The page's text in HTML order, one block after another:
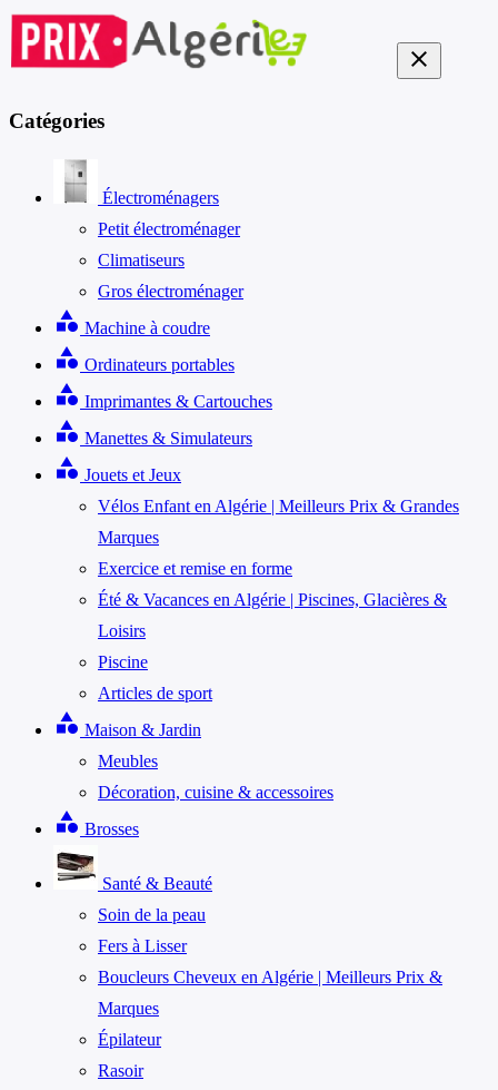
close
Catégories
Électroménagers
Petit électroménager
Climatiseurs
Gros électroménager
category Machine à coudre
category Ordinateurs portables
category Imprimantes & Cartouches
category Manettes & Simulateurs
category Jouets et Jeux
Vélos Enfant en Algérie | Meilleurs Prix & Grandes
Marques
Exercice et remise en forme
Été & Vacances en Algérie | Piscines, Glacières &
Loisirs
Piscine
Articles de sport
category Maison & Jardin
Meubles
Décoration, cuisine & accessoires
category Brosses
Santé & Beauté
Soin de la peau
Fers à Lisser
Boucleurs Cheveux en Algérie | Meilleurs Prix &
Marques
Épilateur
Rasoir